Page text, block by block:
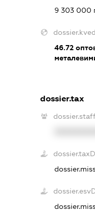
9 303 000
46.72
dossier.tax
dossier.staff